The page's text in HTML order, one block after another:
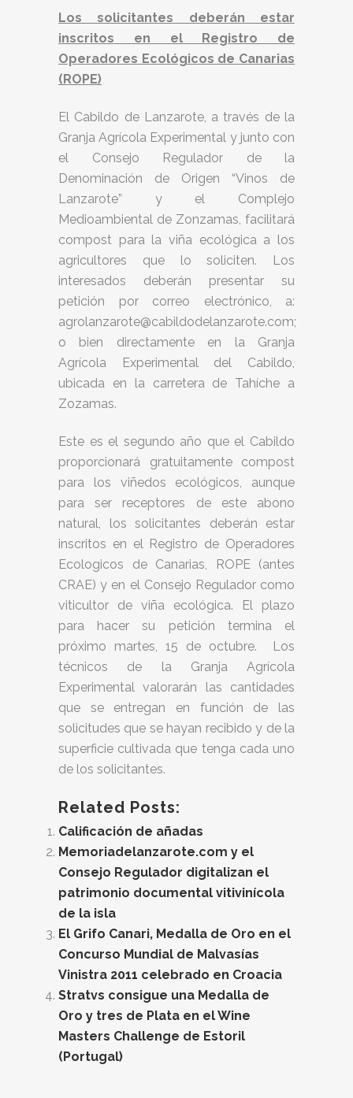
Los solicitantes deberán estar
inscritos en el Registro de
Operadores Ecológicos de Canarias
(ROPE)
El Cabildo de Lanzarote, a través de la
Granja Agrícola Experimental y junto con
el Consejo Regulador de la
Denominación de Origen “Vinos de
Lanzarote” y el Complejo
Medioambiental de Zonzamas, facilitará
compost para la viña ecológica a los
agricultores que lo soliciten. Los
interesados deberán presentar su
petición por correo electrónico, a:
agrolanzarote@cabildodelanzarote.com;
o bien directamente en la Granja
Agrícola Experimental del Cabildo,
ubicada en la carretera de Tahíche a
Zozamas.
Este es el segundo año que el Cabildo
proporcionará gratuitamente compost
para los viñedos ecológicos, aunque
para ser receptores de este abono
natural, los solicitantes deberán estar
inscritos en el Registro de Operadores
Ecologicos de Canarias, ROPE (antes
CRAE) y en el Consejo Regulador como
viticultor de viña ecológica. El plazo
para hacer su petición termina el
próximo martes, 15 de octubre. Los
técnicos de la Granja Agrícola
Experimental valorarán las cantidades
que se entregan en función de las
solicitudes que se hayan recibido y de la
superficie cultivada que tenga cada uno
de los solicitantes.
Related Posts:
Calificación de añadas
Memoriadelanzarote.com y el
Consejo Regulador digitalizan el
patrimonio documental vitivinícola
de la isla
El Grifo Canari, Medalla de Oro en el
Concurso Mundial de Malvasías
Vinistra 2011 celebrado en Croacia
Stratvs consigue una Medalla de
Oro y tres de Plata en el Wine
Masters Challenge de Estoril
(Portugal)